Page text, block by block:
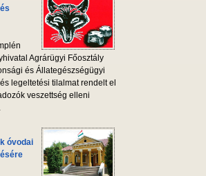
Agrárügyi Főosztály
és Állategészségügyi
legeltetési tilalmat rendelt el
veszettség elleni
óvodai